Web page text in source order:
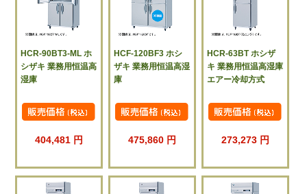
HCR-90BT3-ML ホ
シザキ 業務用恒温高
湿庫
404,481 円
HCF-120BF3 ホシ
ザキ 業務用恒温高湿
庫
475,860 円
HCR-63BT ホシザ
キ 業務用恒温高湿庫
エアー冷却方式
273,273 円